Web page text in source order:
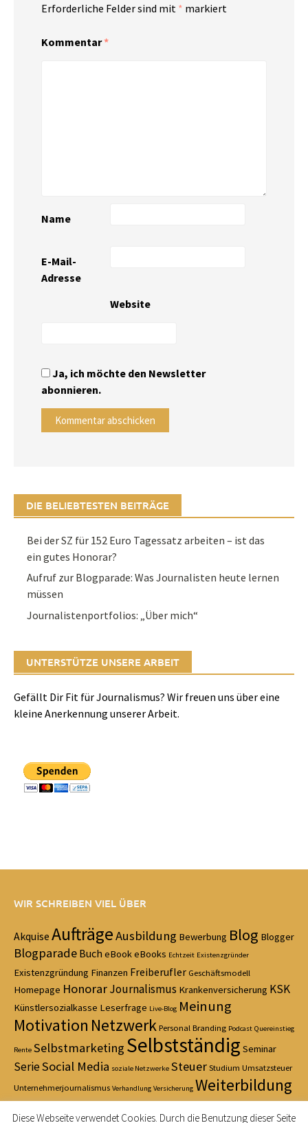
Erforderliche Felder sind mit * markiert
Kommentar*
Name
E-Mail-
Adresse
Website
Ja, ich möchte den Newsletter
abonnieren.
DIE BELIEBTESTEN BEITRÄGE
Bei der SZ für 152 Euro Tagessatz arbeiten – ist das
ein gutes Honorar?
Aufruf zur Blogparade: Was Journalisten heute lernen
müssen
Journalistenportfolios: „Über mich“
UNTERSTÜTZE UNSERE ARBEIT
Gefällt Dir Fit für Journalismus? Wir freuen uns über eine
kleine Anerkennung unserer Arbeit.
WIR SCHREIBEN VIEL ÜBER
Akquise AufträgeAusbildung Bewerbung Blog Blogger
Blogparade Buch eBookeBooks Echtzeit Existenzgründer
Existenzgründung Finanzen Freiberufler Geschäftsmodell
Homepage HonorarJournalismus Krankenversicherung KSK
Künstlersozialkasse Leserfrage Live-Blog Meinung
Motivation NetzwerkPersonal Branding Podcast Quereinstieg
Rente Selbstmarketing Selbstständig Seminar
SerieSocial Media soziale Netzwerke SteuerStudium Umsatzsteuer
Unternehmerjournalismus Verhandlung Versicherung Weiterbildung
Diese Webseite verwendet Cookies. Durch die Benutzung dieser Seite